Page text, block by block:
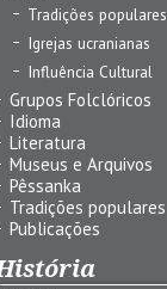
Tradições populares
Igrejas ucranianas
Influência Cultural
Grupos Folclóricos
Idioma
Literatura
Museus e Arquivos
Pêssanka
Tradições populares
Publicações